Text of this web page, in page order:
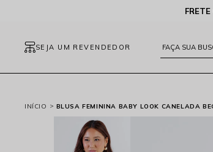
SEJA UM REVENDEDOR
INÍCIO BLUSA FEMININA BABY LOOK CANELADA